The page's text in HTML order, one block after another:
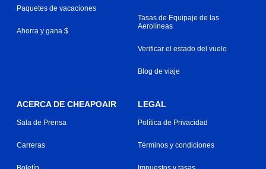
Paquetes de vacaciones
Ahorra y gana $
Tasas de Equipaje de las
Aerolíneas
Verificar el estado del vuelo
Blog de viaje
ACERCA DE CHEAPOAIR
Sala de Prensa
Carreras
LEGAL
Política de Privacidad
Términos y condiciones